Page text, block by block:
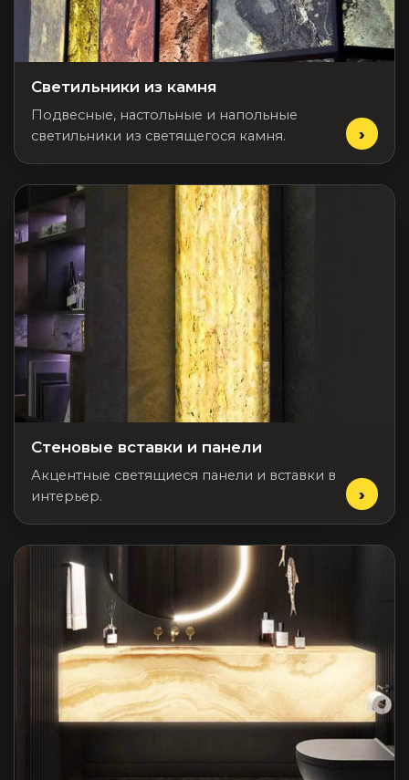
Подбор, производство и комплектация по вашему
Все категории товаров
Бренды
Реализованные проекты
Светильники из камня
Подвесные, настольные и напольные
светильники из светящегося камня.
Стеновые вставки и панели
Акцентные светящиеся панели и вставки в
интерьер.